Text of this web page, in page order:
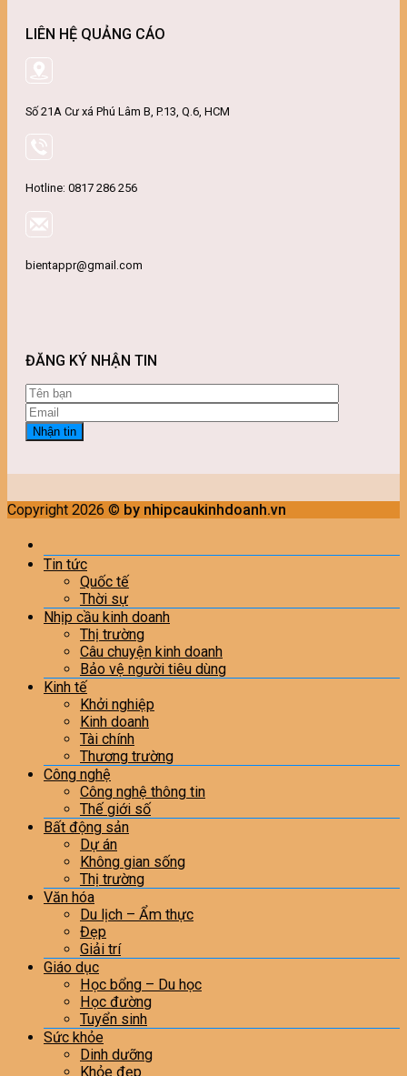
LIÊN HỆ QUẢNG CÁO
Số 21A Cư xá Phú Lâm B, P.13, Q.6, HCM
Hotline: 0817 286 256
bientappr@gmail.com
ĐĂNG KÝ NHẬN TIN
Copyright 2026 © by nhipcaukinhdoanh.vn
Tin tức
Quốc tế
Thời sự
Nhịp cầu kinh doanh
Thị trường
Câu chuyện kinh doanh
Bảo vệ người tiêu dùng
Kinh tế
Khởi nghiệp
Kinh doanh
Tài chính
Thương trường
Công nghệ
Công nghệ thông tin
Thế giới số
Bất động sản
Dự án
Không gian sống
Thị trường
Văn hóa
Du lịch – Ẩm thực
Đẹp
Giải trí
Giáo dục
Học bổng – Du học
Học đường
Tuyển sinh
Sức khỏe
Dinh dưỡng
Khỏe đẹp